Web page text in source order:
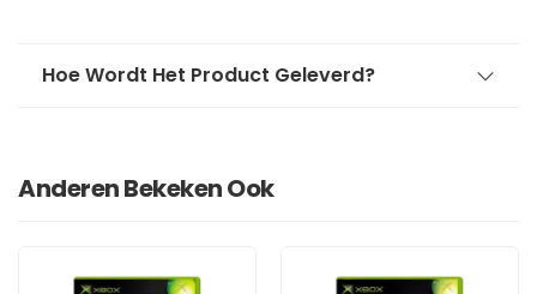
Hoe Wordt Het Product Geleverd?
Anderen Bekeken Ook